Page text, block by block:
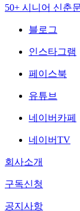
50+ 시니어 신춘
블로그
인스타그램
페이스북
유튜브
네이버카페
네이버TV
회사소개
구독신청
공지사항